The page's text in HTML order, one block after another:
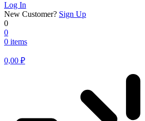
Log In
New Customer? Sign Up
0
0
0 items
0,00 ₽